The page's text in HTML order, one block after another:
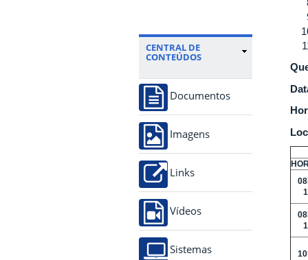
CENTRAL DE
CONTEÚDOS
Documentos
Imagens
Links
Vídeos
Sistemas